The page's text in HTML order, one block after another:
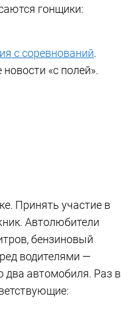
гонщики:
с соревнований.
«с полей».
Принять участие в
Автолюбители
бензиновый
водителями —
два автомобиля. Раз в